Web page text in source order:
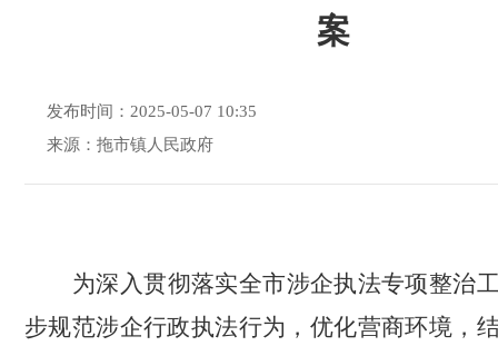
案
发布时间：2025-05-07 10:35
来源：拖市镇人民政府
为深入贯彻落实全市涉企执法专项整治
步规范涉企行政执法行为，优化营商环境，